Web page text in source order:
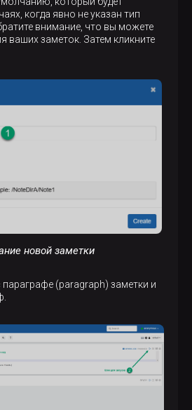
когда явно не указан тип
внимание, что вы можете
ваших заметок. Затем кликните
новой заметки
параграфе (paragraph) заметки и